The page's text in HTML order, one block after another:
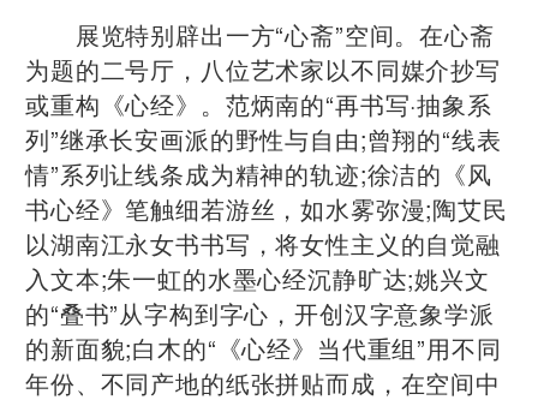
展览特别辟出一方“心斋”空间。在心斋
为题的二号厅，八位艺术家以不同媒介抄写
或重构《心经》。范炳南的“再书写·抽象系
列”继承长安画派的野性与自由;曾翔的“线表
情”系列让线条成为精神的轨迹;徐洁的《风
书心经》笔触细若游丝，如水雾弥漫;陶艾民
以湖南江永女书书写，将女性主义的自觉融
入文本;朱一虹的水墨心经沉静旷达;姚兴文
的“叠书”从字构到字心，开创汉字意象学派
的新面貌;白木的“《心经》当代重组”用不同
年份、不同产地的纸张拼贴而成，在空间中